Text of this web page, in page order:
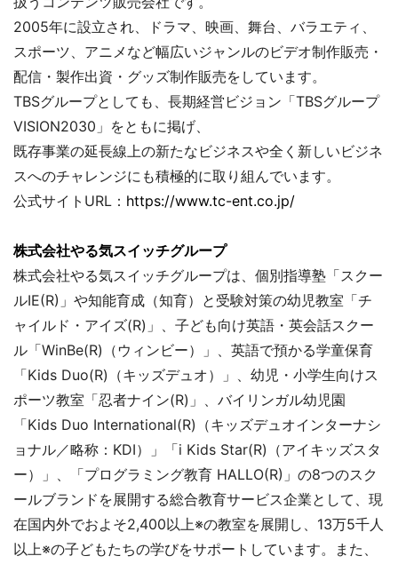
2005年に設立され、ドラマ、映画、舞台、バラエティ、
スポーツ、アニメなど幅広いジャンルのビデオ制作販売・
配信・製作出資・グッズ制作販売をしています。
TBSグループとしても、長期経営ビジョン「TBSグループ
VISION2030」をともに掲げ、
既存事業の延長線上の新たなビジネスや全く新しいビジネ
スへのチャレンジにも積極的に取り組んでいます。
公式サイトURL： https://www.tc-ent.co.jp/
株式会社やる気スイッチグループ
株式会社やる気スイッチグループは、個別指導塾「スクー
ルIE(R)」や知能育成（知育）と受験対策の幼児教室「チ
ャイルド・アイズ(R)」、子ども向け英語・英会話スクー
ル「WinBe(R)（ウィンビー）」、英語で預かる学童保育
「Kids Duo(R)（キッズデュオ）」、幼児・小学生向けス
ポーツ教室「忍者ナイン(R)」、バイリンガル幼児園
「Kids Duo International(R)（キッズデュオインターナシ
ョナル／略称：KDI）」「i Kids Star(R)（アイキッズスタ
ー）」、「プログラミング教育 HALLO(R)」の8つのスク
ールブランドを展開する総合教育サービス企業として、現
在国内外でおよそ2,400以上※の教室を展開し、13万5千人
以上※の子どもたちの学びをサポートしています。また、